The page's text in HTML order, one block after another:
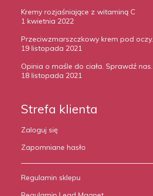
Kremy rozjaśniające z witaminą C
1 kwietnia 2022
Przeciwzmarszczkowy krem pod oczy.
19 listopada 2021
Opinia o maśle do ciała. Sprawdź nas.
18 listopada 2021
Strefa klienta
Zaloguj się
Zapomniane hasło
Regulamin sklepu